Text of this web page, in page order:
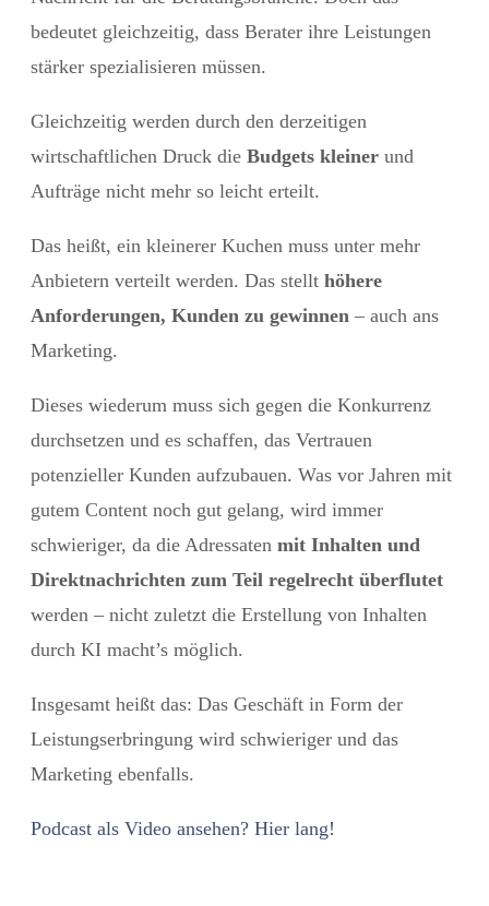
bedeutet gleichzeitig, dass Berater ihre Leistungen
stärker spezialisieren müssen.
Gleichzeitig werden durch den derzeitigen
wirtschaftlichen Druck die Budgets kleiner und
Aufträge nicht mehr so leicht erteilt.
Das heißt, ein kleinerer Kuchen muss unter mehr
Anbietern verteilt werden. Das stellt höhere
Anforderungen, Kunden zu gewinnen – auch ans
Marketing.
Dieses wiederum muss sich gegen die Konkurrenz
durchsetzen und es schaffen, das Vertrauen
potenzieller Kunden aufzubauen. Was vor Jahren mit
gutem Content noch gut gelang, wird immer
schwieriger, da die Adressaten mit Inhalten und
Direktnachrichten zum Teil regelrecht überflutet
werden – nicht zuletzt die Erstellung von Inhalten
durch KI macht’s möglich.
Insgesamt heißt das: Das Geschäft in Form der
Leistungserbringung wird schwieriger und das
Marketing ebenfalls.
Podcast als Video ansehen? Hier lang!